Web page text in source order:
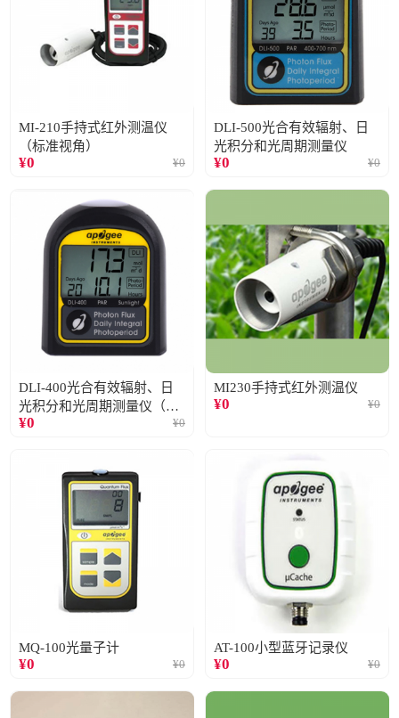
MI-210手持式红外测温仪
（标准视角）
¥0 ¥0
DLI-500光合有效辐射、日
光积分和光周期测量仪
¥0 ¥0
DLI-400光合有效辐射、日
光积分和光周期测量仪（仅
阳光）
¥0 ¥0
MI230手持式红外测温仪
¥0 ¥0
MQ-100光量子计
¥0 ¥0
AT-100小型蓝牙记录仪
¥0 ¥0